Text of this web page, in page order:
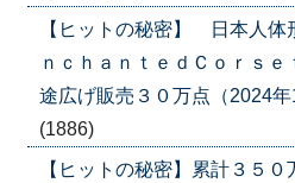
【ヒットの秘密】 日本人体
ｎｃｈａｎｔｅｄＣｏｒｓｅ
途広げ販売３０万点（2024
(1886)
【ヒットの秘密】累計３５